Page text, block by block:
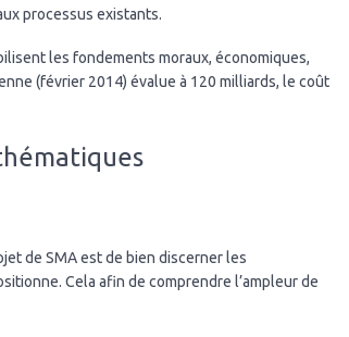
processus existants.
les fondements moraux, économiques,
(février 2014) évalue à 120 milliards, le coût
de SMA est de bien discerner les
Cela afin de comprendre l’ampleur de